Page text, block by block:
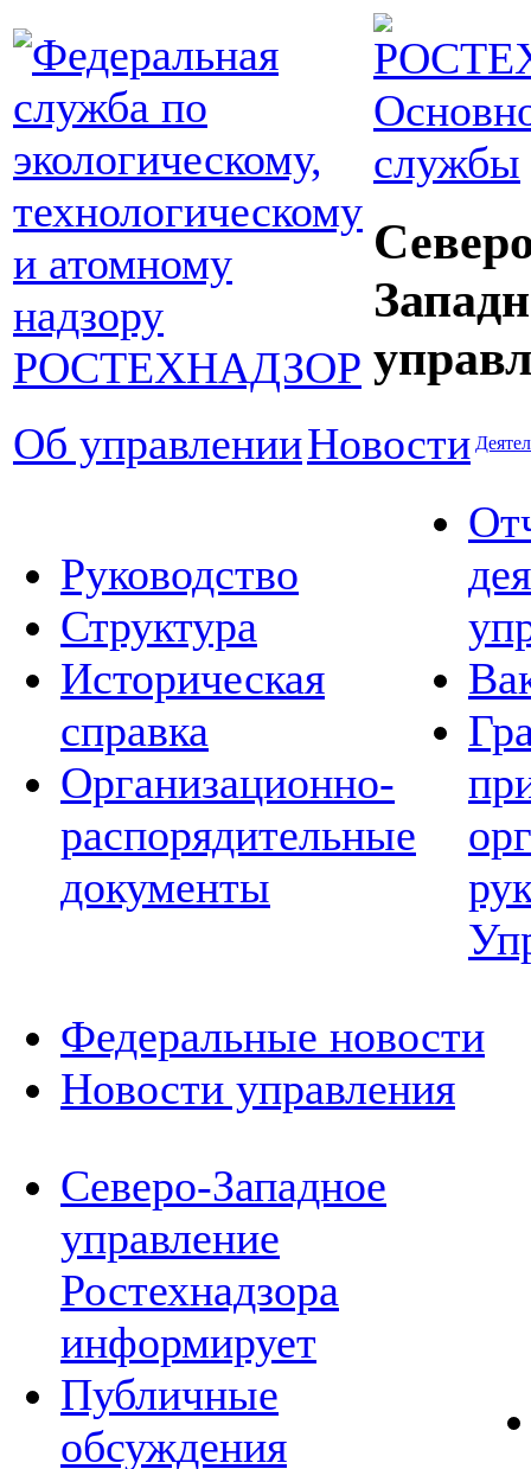
службы
Об управленииНовости
Руководство
Структура
Историческая
справка
Организационно-
распорядительные
документы
Федеральные новости
Новости управления
Северо-Западное
управление
Ростехнадзора
информирует
Публичные
обсуждения